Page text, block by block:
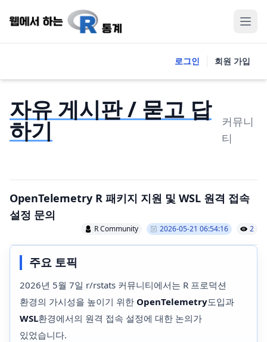
로그인 회원 가입
자유 게시판 / 묻고 답
하기
커뮤니
티
OpenTelemetry R 패키지 지원 및 WSL 원격 접속
설정 문의
R Community 2026-05-21 06:54:16 2
주요 토픽
2026년 5월 7일 r/rstats 커뮤니티에서는 R 프로덕션
환경의 가시성을 높이기 위한 OpenTelemetry도입과
WSL환경에서의 원격 접속 설정에 대한 논의가
있었습니다.